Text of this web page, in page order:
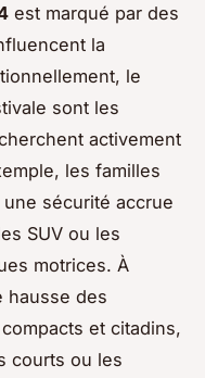
est marqué par des
la
le
sont les
activement
les familles
sécurité accrue
SUV ou les
motrices. À
hausse des
et citadins,
courts ou les